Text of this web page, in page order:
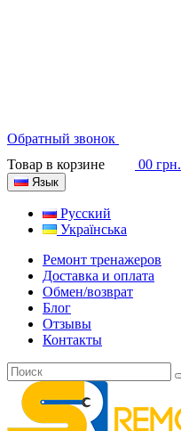
Обратный звонок
Товар в корзине
00 грн.
Язык
Русский
Українська
Ремонт тренажеров
Доставка и оплата
Обмен/возврат
Блог
Отзывы
Контакты